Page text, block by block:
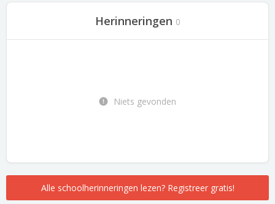
Herinneringen 0
Niets gevonden
Alle schoolherinneringen lezen? Registreer gratis!